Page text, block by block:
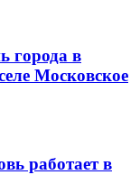
города в
Московское
работает в